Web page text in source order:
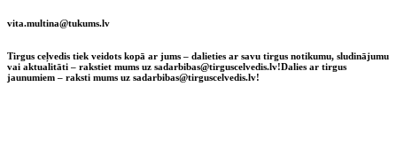
vita.multina@tukums.lv
Tirgus ceļvedis tiek veidots kopā ar jums – dalieties ar savu tirgus notikumu, sludinājumu
vai aktualitāti – rakstiet mums uz sadarbibas@tirguscelvedis.lv!Dalies ar tirgus
jaunumiem – raksti mums uz sadarbibas@tirguscelvedis.lv!